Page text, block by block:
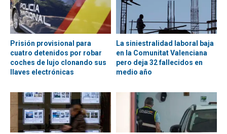
Prisión provisional para
cuatro detenidos por robar
coches de lujo clonando sus
llaves electrónicas
La siniestralidad laboral baja
en la Comunitat Valenciana
pero deja 32 fallecidos en
medio año